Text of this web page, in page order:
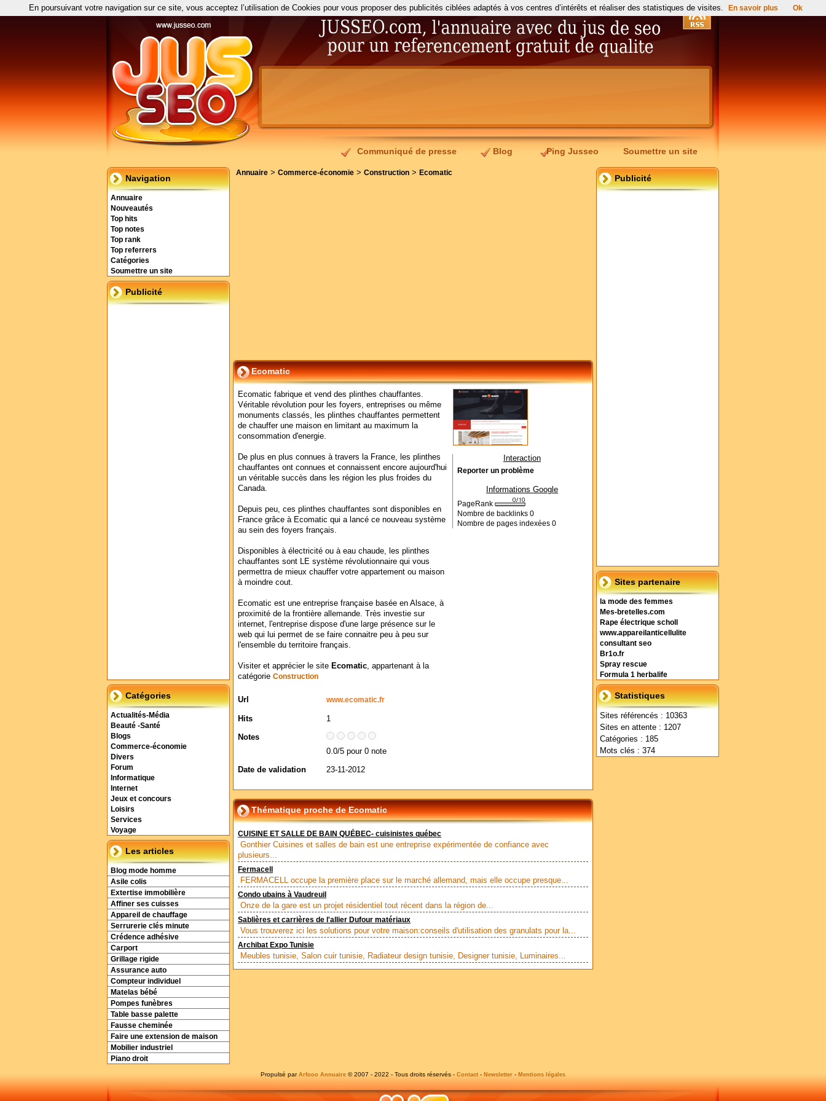
Communiqué de presse Blog Ping Jusseo Soumettre un site
Navigation
Annuaire
Nouveautés
Top hits
Top notes
Top rank
Top referrers
Catégories
Soumettre un site
Publicité
Catégories
Actualités-Média
Beauté -Santé
Blogs
Commerce-économie
Divers
Forum
Informatique
Internet
Jeux et concours
Loisirs
Services
Voyage
Les articles
Blog mode homme
Asile colis
Extertise immobilière
Affiner ses cuisses
Appareil de chauffage
Serrurerie clés minute
Crédence adhésive
Carport
Grillage rigide
Assurance auto
Compteur individuel
Matelas bébé
Pompes funèbres
Table basse palette
Fausse cheminée
Faire une extension de maison
Mobilier industriel
Piano droit
Publicité
Sites partenaire
la mode des femmes
Mes-bretelles.com
Rape électrique scholl
www.appareilanticellulite
consultant seo
Br1o.fr
Spray rescue
Formula 1 herbalife
Statistiques
Sites référencés : 10363
Sites en attente : 1207
Catégories : 185
Mots clés : 374
Annuaire > Commerce-économie > Construction > Ecomatic
Ecomatic
Ecomatic fabrique et vend des plinthes chauffantes.
Véritable révolution pour les foyers, entreprises ou même
monuments classés, les plinthes chauffantes permettent
de chauffer une maison en limitant au maximum la
consommation d'energie.
De plus en plus connues à travers la France, les plinthes
chauffantes ont connues et connaissent encore aujourd'hui
un véritable succès dans les région les plus froides du
Canada.
Depuis peu, ces plinthes chauffantes sont disponibles en
France grâce à Ecomatic qui a lancé ce nouveau système
au sein des foyers français.
Disponibles à électricité ou à eau chaude, les plinthes
chauffantes sont LE système révolutionnaire qui vous
permettra de mieux chauffer votre appartement ou maison
à moindre cout.
Ecomatic est une entreprise française basée en Alsace, à
proximité de la frontière allemande. Très investie sur
internet, l'entreprise dispose d'une large présence sur le
web qui lui permet de se faire connaitre peu à peu sur
l'ensemble du territoire français.
Visiter et apprécier le site Ecomatic, appartenant à la
catégorie Construction
Url www.ecomatic.fr
Hits
1
Notes
0.0/5 pour 0 note
Date de validation
23-11-2012
Interaction
Reporter un problème
Informations Google
PageRank
Nombre de backlinks 0
Nombre de pages indexées 0
Thématique proche de Ecomatic
CUISINE ET SALLE DE BAIN QUÉBEC- cuisinistes québec
Gonthier Cuisines et salles de bain est une entreprise expérimentée de confiance avec
plusieurs...
Fermacell
FERMACELL occupe la première place sur le marché allemand, mais elle occupe presque...
Condo ubains à Vaudreuil
Onze de la gare est un projet résidentiel tout récent dans la région de...
Sablières et carrières de l'allier Dufour matériaux
Vous trouverez ici les solutions pour votre maison:conseils d'utilisation des granulats pour la...
Archibat Expo Tunisie
Meubles tunisie, Salon cuir tunisie, Radiateur design tunisie, Designer tunisie, Luminaires...
Propulsé par Arfooo Annuaire © 2007 - 2022 - Tous droits réservés - Contact - Newsletter - Mentions légales
En poursuivant votre navigation sur ce site, vous acceptez l’utilisation de Cookies pour vous proposer des publicités ciblées adaptés à vos centres d’intérêts et réaliser des statistiques de visites. En savoir plus Ok